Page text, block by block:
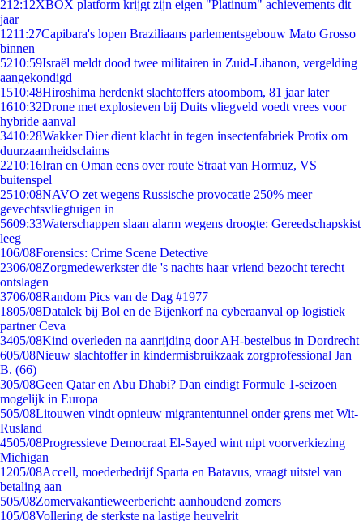
212:12XBOX platform krijgt zijn eigen "Platinum" achievements dit
jaar
1211:27Capibara's lopen Braziliaans parlementsgebouw Mato Grosso
binnen
5210:59Israël meldt dood twee militairen in Zuid-Libanon, vergelding
aangekondigd
1510:48Hiroshima herdenkt slachtoffers atoombom, 81 jaar later
1610:32Drone met explosieven bij Duits vliegveld voedt vrees voor
hybride aanval
3410:28Wakker Dier dient klacht in tegen insectenfabriek Protix om
duurzaamheidsclaims
2210:16Iran en Oman eens over route Straat van Hormuz, VS
buitenspel
2510:08NAVO zet wegens Russische provocatie 250% meer
gevechtsvliegtuigen in
5609:33Waterschappen slaan alarm wegens droogte: Gereedschapskist
leeg
106/08Forensics: Crime Scene Detective
2306/08Zorgmedewerkster die 's nachts haar vriend bezocht terecht
ontslagen
3706/08Random Pics van de Dag #1977
1805/08Datalek bij Bol en de Bijenkorf na cyberaanval op logistiek
partner Ceva
3405/08Kind overleden na aanrijding door AH-bestelbus in Dordrecht
605/08Nieuw slachtoffer in kindermisbruikzaak zorgprofessional Jan
B. (66)
305/08Geen Qatar en Abu Dhabi? Dan eindigt Formule 1-seizoen
mogelijk in Europa
505/08Litouwen vindt opnieuw migrantentunnel onder grens met Wit-
Rusland
4505/08Progressieve Democraat El-Sayed wint nipt voorverkiezing
Michigan
1205/08Accell, moederbedrijf Sparta en Batavus, vraagt uitstel van
betaling aan
505/08Zomervakantieweerbericht: aanhoudend zomers
105/08Vollering de sterkste na lastige heuvelrit